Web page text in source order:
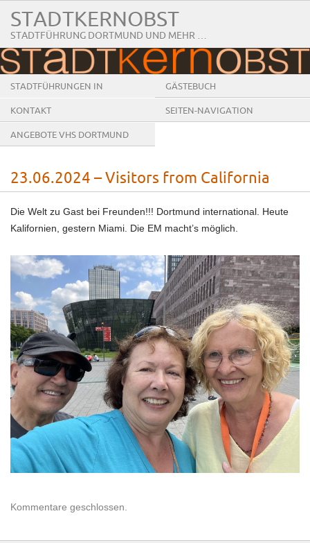
STADTKERNOBST
STADTFÜHRUNG DORTMUND UND MEHR …
STADTFÜHRUNGEN IN
DORTMUND
GÄSTEBUCH
KONTAKT SEITEN-NAVIGATION
ANGEBOTE VHS DORTMUND
23.06.2024 – Visitors from California
Die Welt zu Gast bei Freunden!!! Dortmund international. Heute
Kalifornien, gestern Miami. Die EM macht’s möglich.
Kommentare geschlossen.